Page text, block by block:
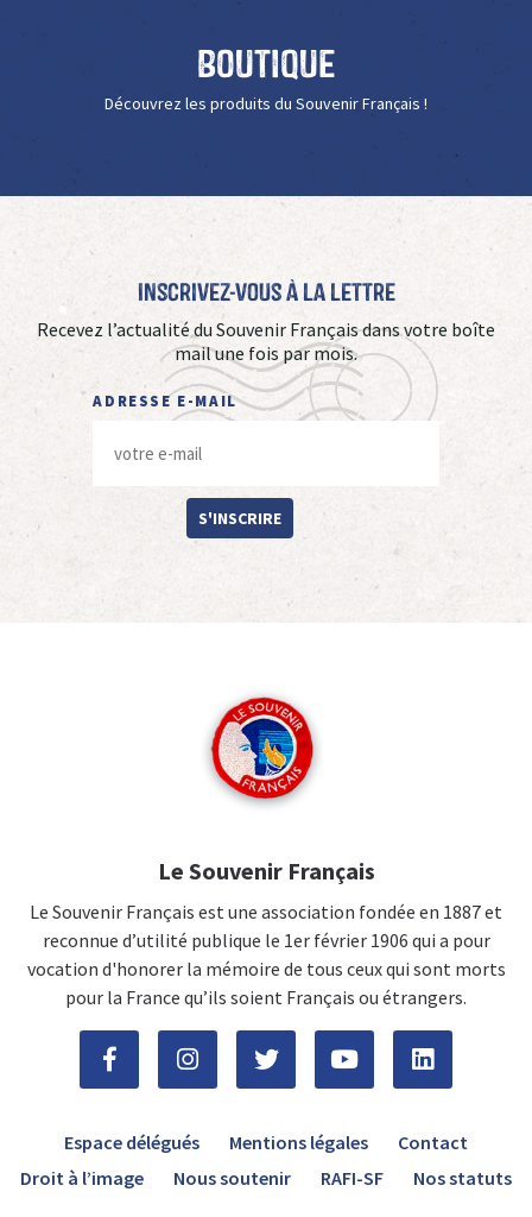
Boutique
Découvrez les produits du Souvenir Français !
Inscrivez-vous à La Lettre
Recevez l’actualité du Souvenir Français dans votre boîte
mail une fois par mois.
ADRESSE E-MAIL
S'INSCRIRE
Le Souvenir Français
Le Souvenir Français est une association fondée en 1887 et
reconnue d’utilité publique le 1er février 1906 qui a pour
vocation d'honorer la mémoire de tous ceux qui sont morts
pour la France qu’ils soient Français ou étrangers.
Espace délégués Mentions légales
Contact
Droit à l’image
Nous soutenir RAFI-SF Nos statuts